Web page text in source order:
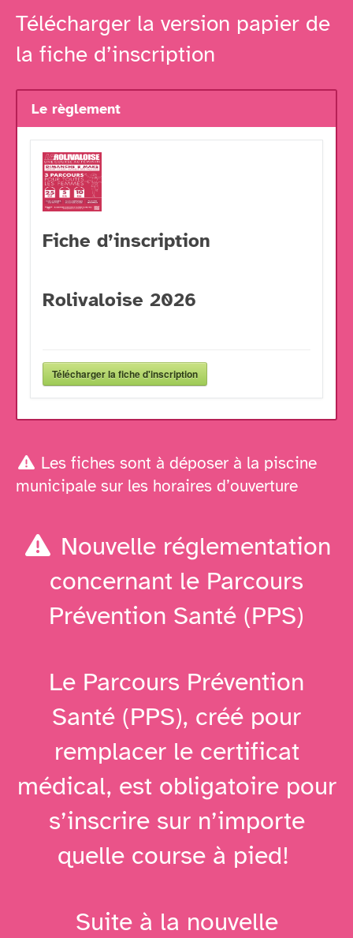
Télécharger la version papier de
la fiche d’inscription
Le règlement
Fiche d’inscription
Rolivaloise 2026
Télécharger la fiche d'inscription
Les fiches sont à déposer à la piscine
municipale sur les horaires d’ouverture
Nouvelle réglementation
concernant le Parcours
Prévention Santé (PPS)
Le Parcours Prévention
Santé (PPS), créé pour
remplacer le certificat
médical, est obligatoire pour
s’inscrire sur n’importe
quelle course à pied!
Suite à la nouvelle